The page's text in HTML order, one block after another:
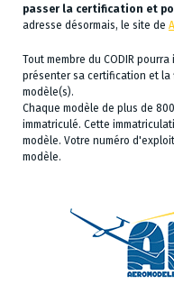
passer la certification et
adresse désormais, le site de
Tout membre du CODIR
présenter sa certification et la
modèle(s).
Chaque modèle de plus de
immatriculé. Cette
modèle. Votre numéro
modèle.